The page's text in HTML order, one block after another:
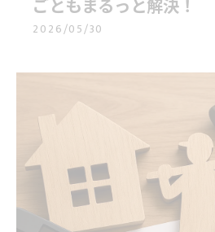
ごともまるっと解決！
2026/05/30